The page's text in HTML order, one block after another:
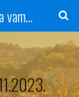
Radio Gradačac - 56 godina sa vama...